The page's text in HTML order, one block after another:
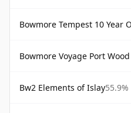
Bowmore Tempest 10 Year
Bowmore Voyage Port
Bw2 Elements of Islay55.9%